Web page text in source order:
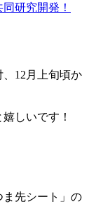
研究開発！
、12月上旬頃か
しいです！
ま先シート」の